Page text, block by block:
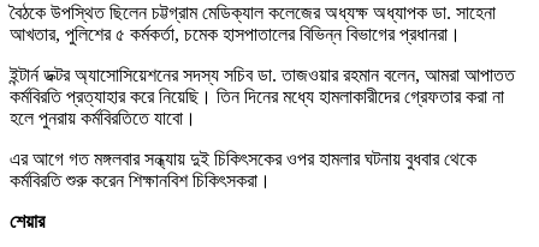
বৈঠকে উপস্থিত ছিলেন চট্টগ্রাম মেডিক্যাল কলেজের অধ্যক্ষ অধ্যাপক ডা. সাহেনা
আখতার, পুলিশের ৫ কর্মকর্তা, চমেক হাসপাতালের বিভিন্ন বিভাগের প্রধানরা।
ইন্টার্ন ডক্টর অ্যাসোসিয়েশনের সদস্য সচিব ডা. তাজওয়ার রহমান বলেন, আমরা আপাতত
কর্মবিরতি প্রত্যাহার করে নিয়েছি। তিন দিনের মধ্যে হামলাকারীদের গ্রেফতার করা না
হলে পুনরায় কর্মবিরতিতে যাবো।
এর আগে গত মঙ্গলবার সন্ধ্যায় দুই চিকিৎসকের ওপর হামলার ঘটনায় বুধবার থেকে
কর্মবিরতি শুরু করেন শিক্ষানবিশ চিকিৎসকরা।
শেয়ার